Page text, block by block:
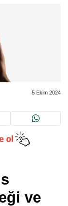
5 Ekim 2024
ve